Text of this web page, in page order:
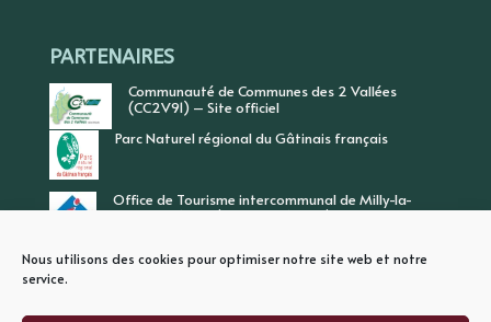
Nous utilisons des cookies pour optimiser notre site web et notre
service.
PARTENAIRES
Communauté de Communes des 2 Vallées
(CC2V91) – Site officiel
Parc Naturel régional du Gâtinais français
Office de Tourisme intercommunal de Milly-la-
Forêt, Vallée de l’Ecole, Vallée de l’Essonne